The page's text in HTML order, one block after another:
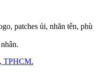
patches ủi, nhãn tên, phù
TPHCM.